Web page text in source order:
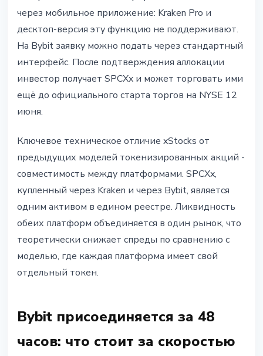
через мобильное приложение: Kraken Pro и
десктоп-версия эту функцию не поддерживают.
На Bybit заявку можно подать через стандартный
интерфейс. После подтверждения аллокации
инвестор получает SPCXx и может торговать ими
ещё до официального старта торгов на NYSE 12
июня.
Ключевое техническое отличие xStocks от
предыдущих моделей токенизированных акций -
совместимость между платформами. SPCXx,
купленный через Kraken и через Bybit, является
одним активом в едином реестре. Ликвидность
обеих платформ объединяется в один рынок, что
теоретически снижает спреды по сравнению с
моделью, где каждая платформа имеет свой
отдельный токен.
Bybit присоединяется за 48
часов: что стоит за скоростью